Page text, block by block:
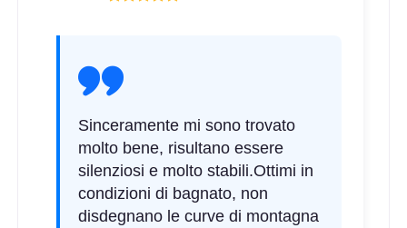
Sinceramente mi sono trovato
molto bene, risultano essere
silenziosi e molto stabili.Ottimi in
condizioni di bagnato, non
disdegnano le curve di montagna